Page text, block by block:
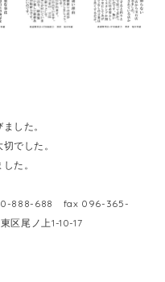
した。
でした。
た。
888-688 fax 096-365-
尾ノ上1-10-17